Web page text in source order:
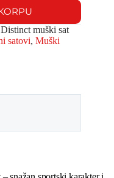
muški sat
satovi, Muški